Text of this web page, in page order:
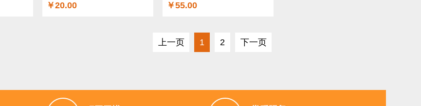
￥20.00 ￥55.00
上一页 1 2 下一页